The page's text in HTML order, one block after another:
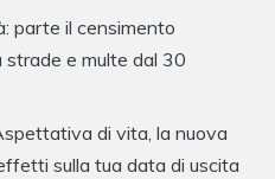
parte il censimento
strade e multe dal 30
di vita, la nuova
sulla tua data di uscita